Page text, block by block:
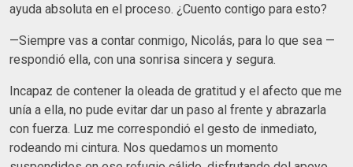
ayuda absoluta en el proceso. ¿Cuento contigo para esto?
—Siempre vas a contar conmigo, Nicolás, para lo que sea —
respondió ella, con una sonrisa sincera y segura.
Incapaz de contener la oleada de gratitud y el afecto que me
unía a ella, no pude evitar dar un paso al frente y abrazarla
con fuerza. Luz me correspondió el gesto de inmediato,
rodeando mi cintura. Nos quedamos un momento